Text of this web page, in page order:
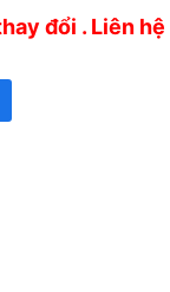
đổi . Liên